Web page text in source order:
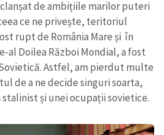
de ambițiile marilor puteri
ce ne privește, teritoriul
rupt de România Mare și în
al Doilea Război Mondial, a fost
Astfel, am pierdut multe
de a ne decide singuri soarta,
și unei ocupații sovietice.